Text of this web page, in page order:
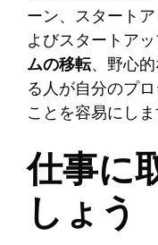
ーン、スタート
よびスタートア
ムの移転、野心
る人が自分のプ
ことを容易にしま
仕事に
しょう